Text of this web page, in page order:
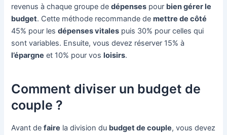
revenus à chaque groupe dedépenses pour bien gérer le
budget. Cette méthode recommande demettre de côté
45% pour lesdépenses vitales puis 30% pour celles qui
sont variables. Ensuite, vous devez réserver 15% à
l’épargne et 10% pour vosloisirs.
Comment diviser un budget de
couple ?
Avant defaire la division du budget de couple, vous devez